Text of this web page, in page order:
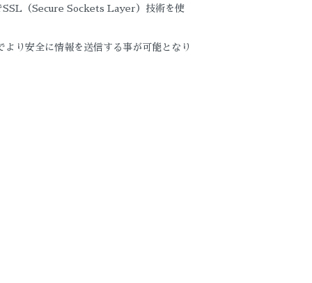
SSL（Secure Sockets Layer）技術を使
り安全に情報を送信する事が可能となり